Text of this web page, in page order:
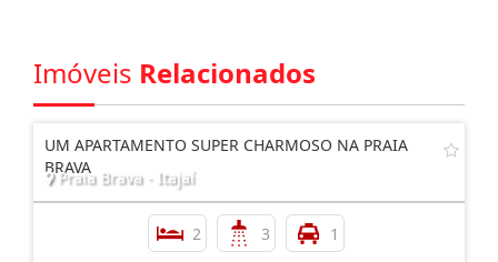
Imóveis Relacionados
UM APARTAMENTO SUPER CHARMOSO NA PRAIA
BRAVA
Praia Brava - Itajaí
2 3 1